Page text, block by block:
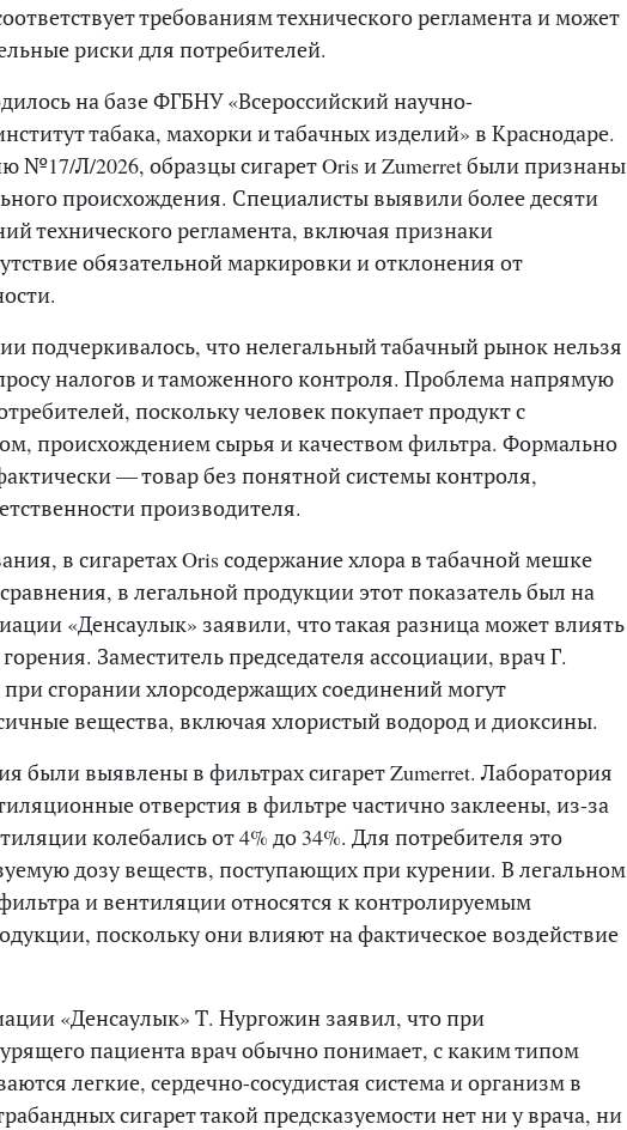
требованиям технического регламента и может
риски для потребителей.
на базе ФГБНУ «Всероссийский научно-
табака, махорки и табачных изделий» в Краснодаре.
№17/Л/2026, образцы сигарет Oris и Zumerret были признаны
происхождения. Специалисты выявили более десяти
технического регламента, включая признаки
обязательной маркировки и отклонения от
подчеркивалось, что нелегальный табачный рынок нельзя
налогов и таможенного контроля. Проблема напрямую
поскольку человек покупает продукт с
происхождением сырья и качеством фильтра. Формально
— товар без понятной системы контроля,
производителя.
в сигаретах Oris содержание хлора в табачной мешке
в легальной продукции этот показатель был на
«Денсаулык» заявили, что такая разница может влиять
Заместитель председателя ассоциации, врач Г.
сгорании хлорсодержащих соединений могут
вещества, включая хлористый водород и диоксины.
были выявлены в фильтрах сигарет Zumerret. Лаборатория
отверстия в фильтре частично заклеены, из-за
колебались от 4% до 34%. Для потребителя это
дозу веществ, поступающих при курении. В легальном
и вентиляции относятся к контролируемым
поскольку они влияют на фактическое воздействие
«Денсаулык» Т. Нургожин заявил, что при
пациента врач обычно понимает, с каким типом
легкие, сердечно-сосудистая система и организм в
сигарет такой предсказуемости нет ни у врача, ни